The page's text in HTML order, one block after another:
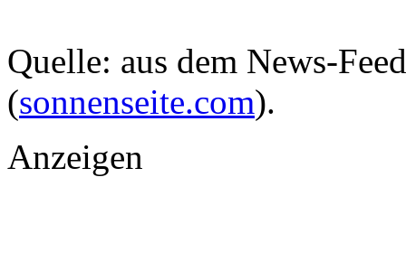
Quelle: aus dem News-
(sonnenseite.com).
Anzeigen